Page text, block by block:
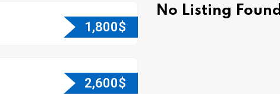
1,800$
2,600$
No Listing